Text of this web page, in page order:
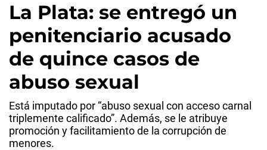
La Plata: se entregó un
penitenciario acusado
de quince casos de
abuso sexual
Está imputado por “abuso sexual con acceso carnal
triplemente calificado”. Además, se le atribuye
promoción y facilitamiento de la corrupción de
menores.